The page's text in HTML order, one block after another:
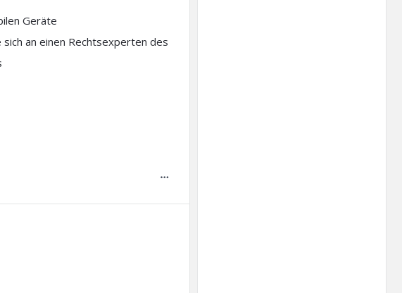
Geräte
an einen Rechtsexperten des